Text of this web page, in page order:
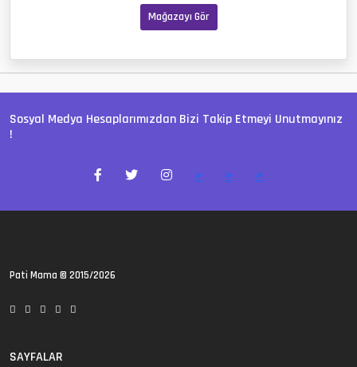
Mağazayı Gör
Sosyal Medya Hesaplarımızdan Bizi Takip Etmeyi Unutmayınız
!
> > >
Pati Mama © 2015/2026
SAYFALAR